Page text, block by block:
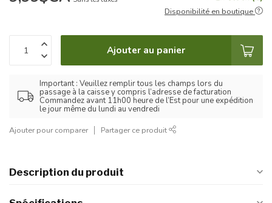
Disponibilité en boutique
Ajouter au panier
Important : Veuillez remplir tous les champs lors du
passage à la caisse y compris l’adresse de facturation
Commandez avant 11h00 heure de l’Est pour une expédition
le jour même du lundi au vendredi
Ajouter pour comparer Partager ce produit
Description du produit